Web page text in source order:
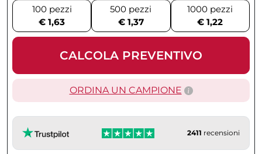
100 pezzi
€ 1,63
500 pezzi
€ 1,37
1000 pezzi
€ 1,22
CALCOLA PREVENTIVO
ORDINA UN CAMPIONE
2411 recensioni